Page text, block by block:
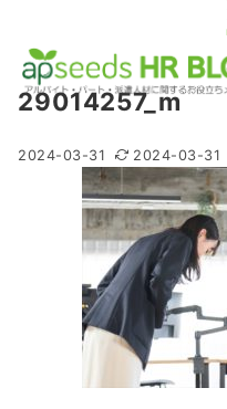
29014257_m
2024-03-31 2024-03-31